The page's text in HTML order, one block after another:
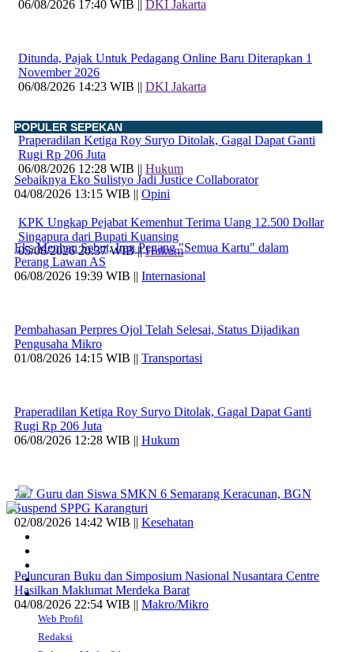
06/08/2026 17:40 WIB || DKI Jakarta
Ditunda, Pajak Untuk Pedagang Online Baru Diterapkan 1
November 2026
06/08/2026 14:23 WIB || DKI Jakarta
Praperadilan Ketiga Roy Suryo Ditolak, Gagal Dapat Ganti
Rugi Rp 206 Juta
06/08/2026 12:28 WIB || Hukum
KPK Ungkap Pejabat Kemenhut Terima Uang 12.500 Dollar
Singapura dari Bupati Kuansing
05/08/2026 20:37 WIB ||Hukum
POPULER SEPEKAN
Sebaiknya Eko Sulistyo Jadi Justice Collaborator
04/08/2026 13:15 WIB || Opini
Eks Menhan Sebut, Iran Pegang "Semua Kartu" dalam
Perang Lawan AS
06/08/2026 19:39 WIB || Internasional
Pembahasan Perpres Ojol Telah Selesai, Status Dijadikan
Pengusaha Mikro
01/08/2026 14:15 WIB || Transportasi
Praperadilan Ketiga Roy Suryo Ditolak, Gagal Dapat Ganti
Rugi Rp 206 Juta
06/08/2026 12:28 WIB || Hukum
707 Guru dan Siswa SMKN 6 Semarang Keracunan, BGN
Suspend SPPG Karangturi
02/08/2026 14:42 WIB || Kesehatan
Peluncuran Buku dan Simposium Nasional Nusantara Centre
Hasilkan Maklumat Merdeka Barat
04/08/2026 22:54 WIB || Makro/Mikro
Web Profil
Redaksi